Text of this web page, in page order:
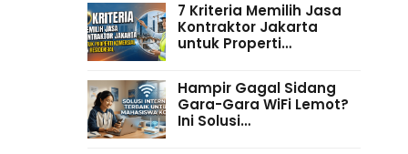
7 Kriteria Memilih Jasa
Kontraktor Jakarta
untuk Properti…
Hampir Gagal Sidang
Gara-Gara WiFi Lemot?
Ini Solusi…